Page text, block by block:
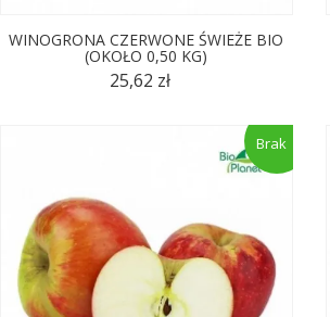
WINOGRONA CZERWONE ŚWIEŻE BIO
(OKOŁO 0,50 KG)
25,62 zł
Brak